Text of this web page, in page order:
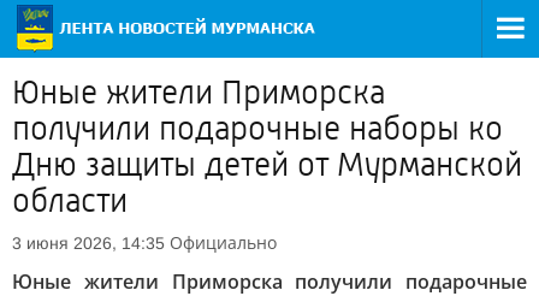
Юные жители Приморска
получили подарочные наборы ко
Дню защиты детей от Мурманской
области
3 июня 2026, 14:35 Официально
Юные жители Приморска получили подарочные